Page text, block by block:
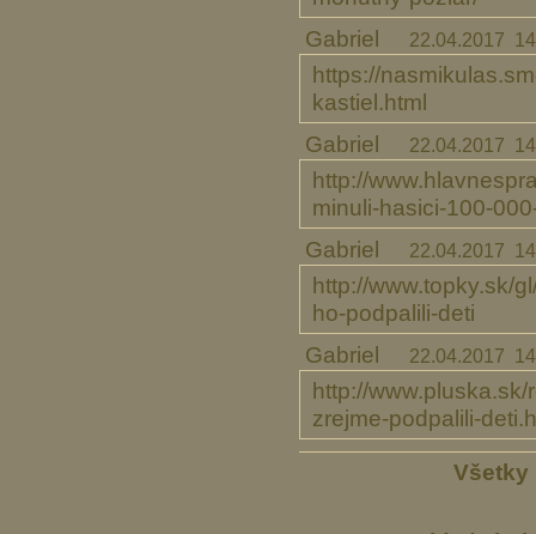
Gabriel
22.04.2017
https://
kastiel.html
Gabriel
22.04.2017
http://
minuli-hasici-100-
Gabriel
22.04.2017
http://www.topky.sk/
ho-podpalili-deti
Gabriel
22.04.2017
http://
zrejme-podpalili-
Všetky